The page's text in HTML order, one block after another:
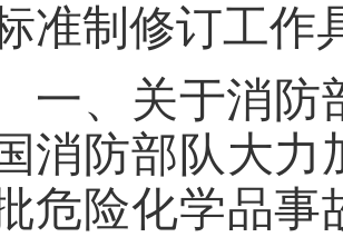
准制修订工作
一、关于消防
消防部队大
危险化学品事